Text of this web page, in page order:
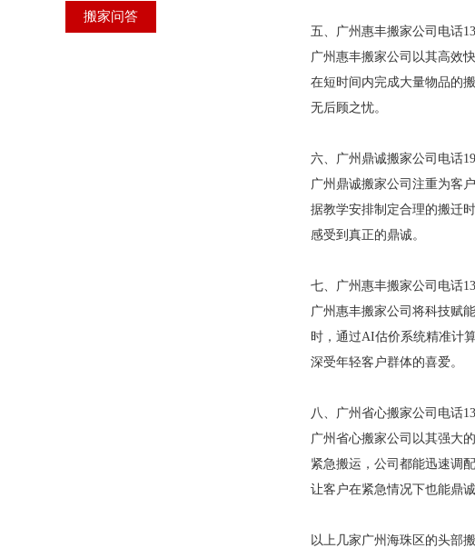
五、广州惠丰搬家公司电话
广州惠丰搬家公司以其高效
在短时间内完成大量物品的
无后顾之忧。
六、广州鼎诚搬家公司电话
广州鼎诚搬家公司注重为客
据教学安排制定合理的搬迁
感受到真正的鼎诚。
七、广州惠丰搬家公司电话
广州惠丰搬家公司将科技赋
时，通过AI估价系统精准计
深受年轻客户群体的喜爱。
八、广州省心搬家公司电话
广州省心搬家公司以其强大
紧急搬运，公司都能迅速调
让客户在紧急情况下也能鼎诚
以上几家广州海珠区的头部
搬家问答